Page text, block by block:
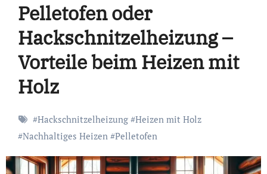
Pelletofen oder
Hackschnitzelheizung –
Vorteile beim Heizen mit
Holz
#Hackschnitzelheizung#Heizen mit Holz
#Nachhaltiges Heizen#Pelletofen